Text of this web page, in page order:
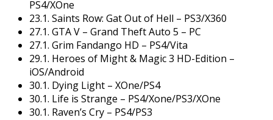
PS4/XOne
23.1. Saints Row: Gat Out of Hell – PS3/X360
27.1. GTA V – Grand Theft Auto 5 – PC
27.1. Grim Fandango HD – PS4/Vita
29.1. Heroes of Might & Magic 3 HD-Edition –
iOS/Android
30.1. Dying Light – XOne/PS4
30.1. Life is Strange – PS4/Xone/PS3/XOne
30.1. Raven’s Cry – PS4/PS3